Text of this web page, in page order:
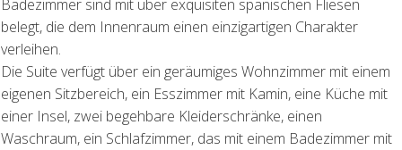
Badezimmer sind mit über exquisiten spanischen Fliesen
belegt, die dem Innenraum einen einzigartigen Charakter
verleihen.
Die Suite verfügt über ein geräumiges Wohnzimmer mit einem
eigenen Sitzbereich, ein Esszimmer mit Kamin, eine Küche mit
einer Insel, zwei begehbare Kleiderschränke, einen
Waschraum, ein Schlafzimmer, das mit einem Badezimmer mit